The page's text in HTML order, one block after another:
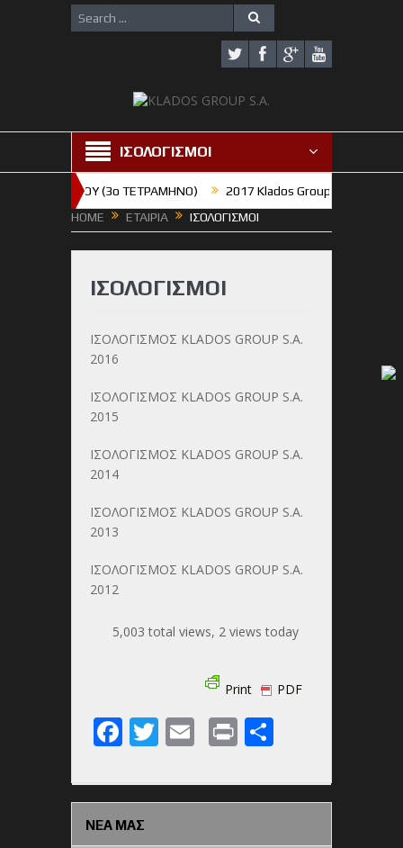
ΙΣΟΛΟΓΙΣΜΟΙ
ΓΥΜΝΑΣΙΟΥ (3o TETΡΑΜΗΝΟ)
2017 Klados Group S.A. : Χρόνια
HOME
ΕΤΑΙΡΙΑ ΙΣΟΛΟΓΙΣΜΟΙ
ΙΣΟΛΟΓΙΣΜΟΙ
ΙΣΟΛΟΓΙΣΜΟΣ KLADOS GROUP S.A.
2016
ΙΣΟΛΟΓΙΣΜΟΣ KLADOS GROUP S.A.
2015
ΙΣΟΛΟΓΙΣΜΟΣ KLADOS GROUP S.A.
2014
ΙΣΟΛΟΓΙΣΜΟΣ KLADOS GROUP S.A.
2013
ΙΣΟΛΟΓΙΣΜΟΣ KLADOS GROUP S.A.
2012
5,003 total views, 2 views today
Print PDF
Facebook
Twitter
Email
Print
ΝΕΑ ΜΑΣ